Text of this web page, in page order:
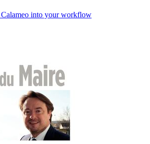
Calameo into your workflow